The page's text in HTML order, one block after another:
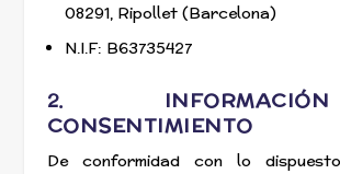
08291, Ripollet (Barcelona)
N.I.F: B63735427
2.
CONSENTIMIENTO
De conformidad con lo